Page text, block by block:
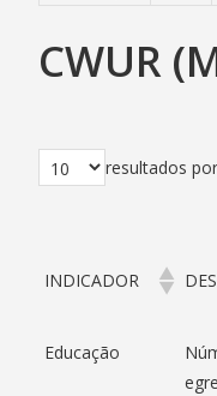
CWUR
resultados
INDICADOR
Educação